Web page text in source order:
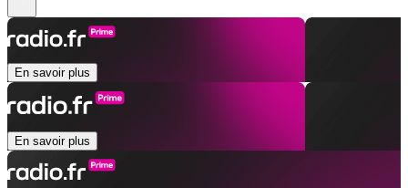
En savoir plus
En savoir plus